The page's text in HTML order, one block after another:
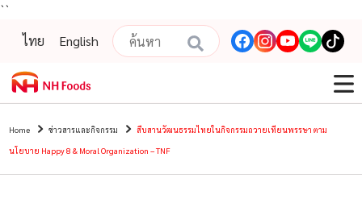
``
ไทย
English
Home ข่าวสารและกิจกรรม
สืบสานวัฒนธรรมไทยในกิจกรรมถวายเทียนพรรษา ตาม
นโยบาย Happy 8 & Moral Organization – TNF